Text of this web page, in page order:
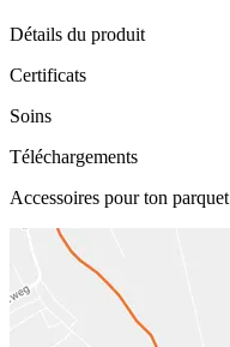
Détails du produit
Certificats
Soins
Téléchargements
Accessoires pour ton parquet